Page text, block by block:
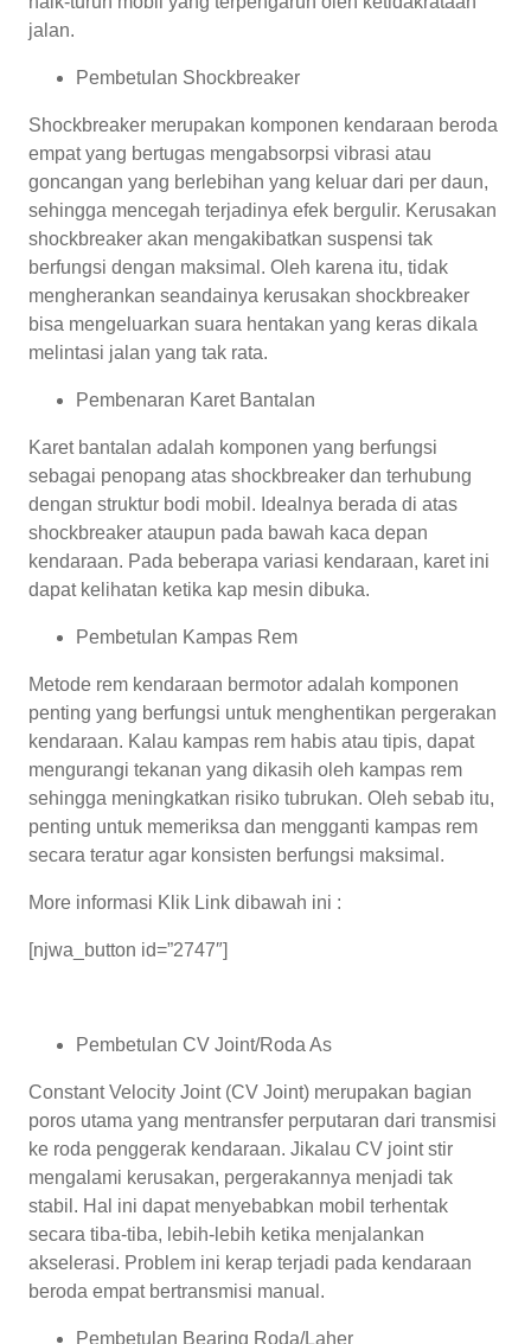
jalan.
Pembetulan Shockbreaker
Shockbreaker merupakan komponen kendaraan beroda
empat yang bertugas mengabsorpsi vibrasi atau
goncangan yang berlebihan yang keluar dari per daun,
sehingga mencegah terjadinya efek bergulir. Kerusakan
shockbreaker akan mengakibatkan suspensi tak
berfungsi dengan maksimal. Oleh karena itu, tidak
mengherankan seandainya kerusakan shockbreaker
bisa mengeluarkan suara hentakan yang keras dikala
melintasi jalan yang tak rata.
Pembenaran Karet Bantalan
Karet bantalan adalah komponen yang berfungsi
sebagai penopang atas shockbreaker dan terhubung
dengan struktur bodi mobil. Idealnya berada di atas
shockbreaker ataupun pada bawah kaca depan
kendaraan. Pada beberapa variasi kendaraan, karet ini
dapat kelihatan ketika kap mesin dibuka.
Pembetulan Kampas Rem
Metode rem kendaraan bermotor adalah komponen
penting yang berfungsi untuk menghentikan pergerakan
kendaraan. Kalau kampas rem habis atau tipis, dapat
mengurangi tekanan yang dikasih oleh kampas rem
sehingga meningkatkan risiko tubrukan. Oleh sebab itu,
penting untuk memeriksa dan mengganti kampas rem
secara teratur agar konsisten berfungsi maksimal.
More informasi Klik Link dibawah ini :
[njwa_button id=”2747″]
Pembetulan CV Joint/Roda As
Constant Velocity Joint (CV Joint) merupakan bagian
poros utama yang mentransfer perputaran dari transmisi
ke roda penggerak kendaraan. Jikalau CV joint stir
mengalami kerusakan, pergerakannya menjadi tak
stabil. Hal ini dapat menyebabkan mobil terhentak
secara tiba-tiba, lebih-lebih ketika menjalankan
akselerasi. Problem ini kerap terjadi pada kendaraan
beroda empat bertransmisi manual.
Pembetulan Bearing Roda/Laher